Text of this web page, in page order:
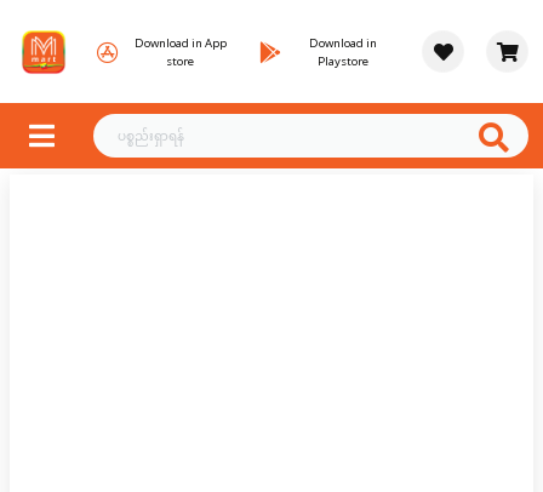
Download in App
store
Download in
Playstore